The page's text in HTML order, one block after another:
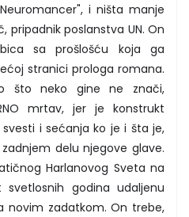
i ništa manje
pripadnik poslanstva UN. On
sa prošlošću koja ga
stranici prologa romana.
što neko gine ne znači,
mrtav, jer je konstrukt
i sećanja ko je i šta je,
delu njegove glave.
Harlanovog Sveta na
godina udaljenu
novim zadatkom. On trebe,